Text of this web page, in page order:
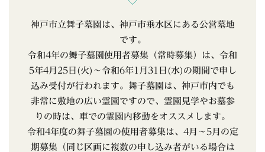
神戸市立舞子墓園は、神戸市垂水区にある公営墓地
です。
令和4年の舞子墓園使用者募集（常時募集）は、令和
5年4月25日(火)〜令和6年1月31日(水)の期間で申し
込み受付が行われます。舞子墓園は、神戸市内でも
非常に敷地の広い霊園ですので、霊園見学やお墓参
りの時は、車での霊園内移動をオススメします。
令和4年度の舞子墓園の使用者募集は、4月〜5月の定
期募集（同じ区画に複数の申し込み者がいる場合は